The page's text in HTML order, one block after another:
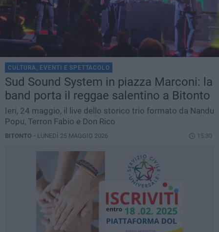
CULTURA, EVENTI E SPETTACOLO
Sud Sound System in piazza Marconi: la
band porta il reggae salentino a Bitonto
Ieri, 24 maggio, il live dello storico trio formato da Nandu
Popu, Terron Fabio e Don Rico
BITONTO - LUNEDÌ 25 MAGGIO 2026 15.30